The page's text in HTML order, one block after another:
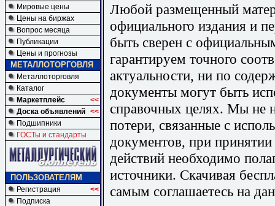
Мировые цены
Цены на биржах
Вопрос месяца
Публикации
Цены и прогнозы
МЕТАЛЛОТОРГОВЛЯ
Металлоторговля
Каталог
Маркетплейс
<<
Доска объявлений <<
Подшипники
ГОСТы и стандарты
ПОЛЬЗОВАТЕЛЯМ
Регистрация
<<
Подписка
Любой размещенный
официального издания и
быть сверен с
гарантируем точного
актуальности, ни по
документы могут быть
справочных целях. Мы не
потери, связанные с
документов, при
действий необходимо
источники. Скачивая
самым соглашаетесь на